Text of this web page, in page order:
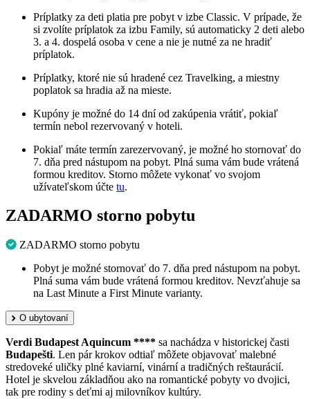
Príplatky za deti platia pre pobyt v izbe Classic. V prípade, že
si zvolíte príplatok za izbu Family, sú automaticky 2 deti alebo
3. a 4. dospelá osoba v cene a nie je nutné za ne hradiť
príplatok.
Príplatky, ktoré nie sú hradené cez Travelking, a miestny
poplatok sa hradia až na mieste.
Kupóny je možné do 14 dní od zakúpenia vrátiť, pokiaľ
termín nebol rezervovaný v hoteli.
Pokiaľ máte termín zarezervovaný, je možné ho stornovať do
7. dňa pred nástupom na pobyt. Plná suma vám bude vrátená
formou kreditov. Storno môžete vykonať vo svojom
užívateľskom účte tu.
ZADARMO storno pobytu
ZADARMO storno pobytu
Pobyt je možné stornovať do 7. dňa pred nástupom na pobyt.
Plná suma vám bude vrátená formou kreditov. Nevzťahuje sa
na Last Minute a First Minute varianty.
O ubytovaní
Verdi Budapest Aquincum **** sa nachádza v historickej časti
Budapešti. Len pár krokov odtiaľ môžete objavovať malebné
stredoveké uličky plné kaviarní, vinární a tradičných reštaurácií.
Hotel je skvelou základňou ako na romantické pobyty vo dvojici,
tak pre rodiny s deťmi aj milovníkov kultúry.